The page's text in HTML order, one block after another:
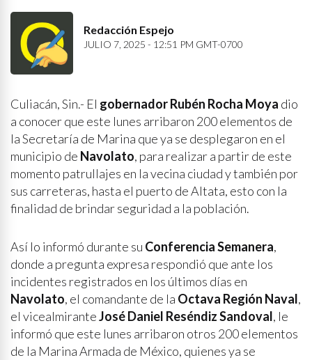
Redacción Espejo
JULIO 7, 2025 - 12:51 PM GMT-0700
Culiacán, Sin.- El gobernador Rubén Rocha Moya dio
a conocer que este lunes arribaron 200 elementos de
la Secretaría de Marina que ya se desplegaron en el
municipio de Navolato, para realizar a partir de este
momento patrullajes en la vecina ciudad y también por
sus carreteras, hasta el puerto de Altata, esto con la
finalidad de brindar seguridad a la población.
Así lo informó durante su Conferencia Semanera,
donde a pregunta expresa respondió que ante los
incidentes registrados en los últimos días en
Navolato, el comandante de la Octava Región Naval,
el vicealmiranteJosé Daniel Reséndiz Sandoval, le
informó que este lunes arribaron otros 200 elementos
de la Marina Armada de México, quienes ya se